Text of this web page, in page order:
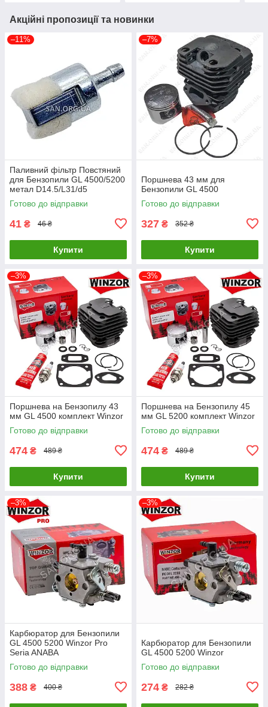
Акційні пропозиції та новинки
–11%
Паливний фільтр Повстяний
для Бензопили GL 4500/5200
метал D14.5/L31/d5
Готово до відправки
41 ₴ 46 ₴
Купити
–7%
Поршнева 43 мм для
Бензопили GL 4500
Готово до відправки
327 ₴ 352 ₴
Купити
–3%
Поршнева на Бензопилу 43
мм GL 4500 комплект Winzor
Готово до відправки
474 ₴ 489 ₴
Купити
–3%
Поршнева на Бензопилу 45
мм GL 5200 комплект Winzor
Готово до відправки
474 ₴ 489 ₴
Купити
–3%
Карбюратор для Бензопили
GL 4500 5200 Winzor Pro
Seria ANABA
Готово до відправки
388 ₴ 400 ₴
–3%
Карбюратор для Бензопили
GL 4500 5200 Winzor
Готово до відправки
274 ₴ 282 ₴